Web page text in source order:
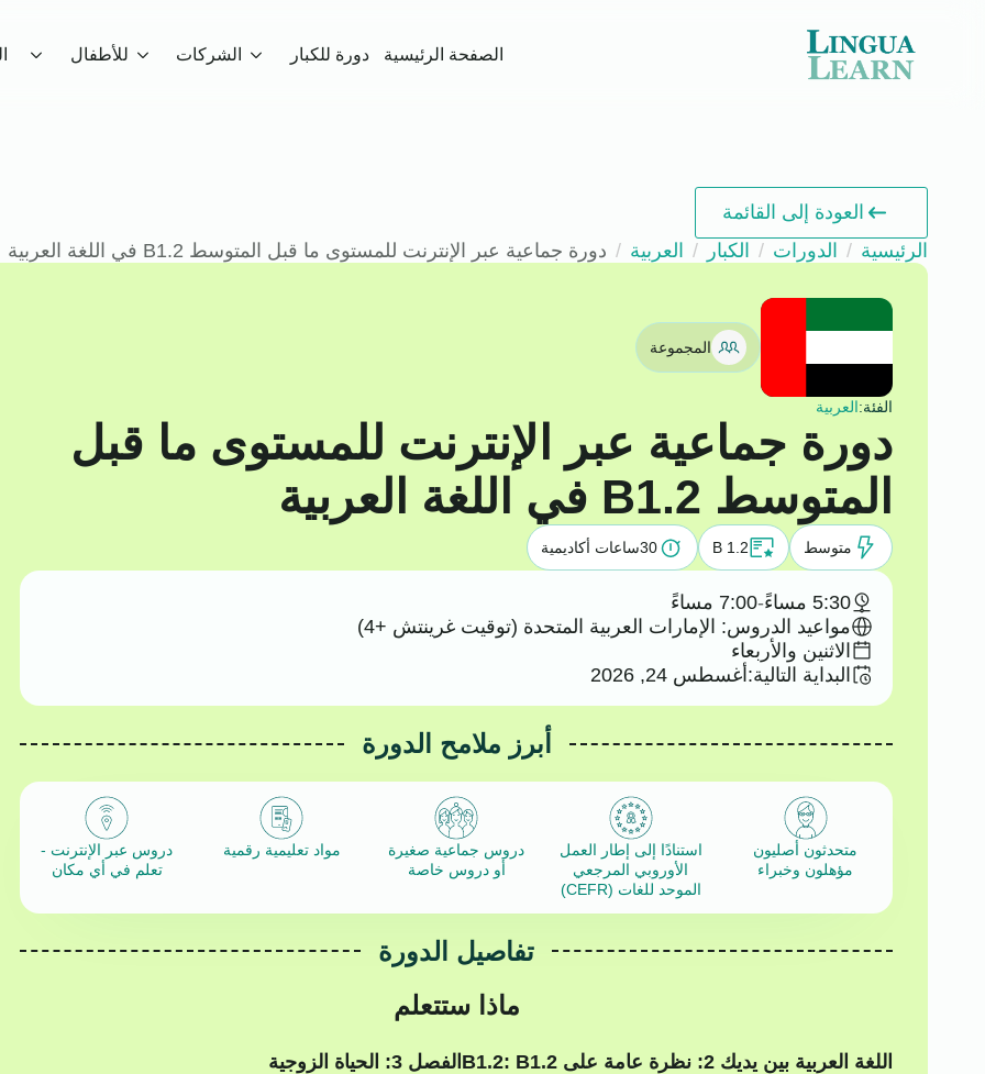
الصفحة الرئيسية دورة للكبار الشركات للأطفال
العودة إلى القائمة
الرئيسية
الدورات الكبار العربية دورة جماعية عبر الإنترنت للمستوى ما قبل المتوسط B1.2 في اللغة العربية
المجموعة
الفئة:العربية
دورة جماعية عبر الإنترنت للمستوى ما قبل
المتوسط B1.2 في اللغة العربية
متوسط B 1.2
30ساعات أكاديمية
5:30 مساءً -7:00 مساءً
مواعيد الدروس: الإمارات العربية المتحدة (توقيت غرينتش +4)
الاثنين والأربعاء
البداية التالية:أغسطس 24, 2026
أبرز ملامح الدورة
متحدثون أصليون
مؤهلون وخبراء
استنادًا إلى إطار العمل
الأوروبي المرجعي
الموحد للغات (CEFR)
دروس جماعية صغيرة
أو دروس خاصة
مواد تعليمية رقمية
دروس عبر الإنترنت -
تعلم في أي مكان
تفاصيل الدورة
ماذا ستتعلم
اللغة العربية بين يديك 2: نظرة عامة على B1.2: B1.2 الفصل 3: الحياة الزوجية